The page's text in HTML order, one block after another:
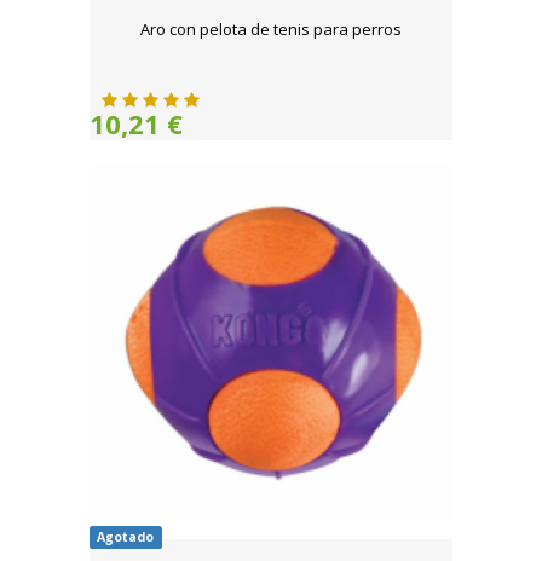
Aro con pelota de tenis para perros
10,21 €
Agotado